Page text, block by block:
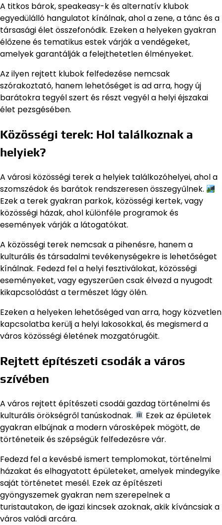
A titkos bárok, speakeasy-k és alternatív klubok
egyedülálló hangulatot kínálnak, ahol a zene, a tánc és a
társasági élet összefonódik. Ezeken a helyeken gyakran
élőzene és tematikus estek várják a vendégeket,
amelyek garantálják a felejthetetlen élményeket.
Az ilyen rejtett klubok felfedezése nemcsak
szórakoztató, hanem lehetőséget is ad arra, hogy új
barátokra tegyél szert és részt vegyél a helyi éjszakai
élet pezsgésében.
Közösségi terek: Hol találkoznak a
helyiek?
A városi közösségi terek a helyiek találkozóhelyei, ahol a
szomszédok és barátok rendszeresen összegyűlnek.
Ezek a terek gyakran parkok, közösségi kertek, vagy
közösségi házak, ahol különféle programok és
események várják a látogatókat.
A közösségi terek nemcsak a pihenésre, hanem a
kulturális és társadalmi tevékenységekre is lehetőséget
kínálnak. Fedezd fel a helyi fesztiválokat, közösségi
eseményeket, vagy egyszerűen csak élvezd a nyugodt
kikapcsolódást a természet lágy ölén.
Ezeken a helyeken lehetőséged van arra, hogy közvetlen
kapcsolatba kerülj a helyi lakosokkal, és megismerd a
város közösségi életének mozgatórugóit.
Rejtett építészeti csodák a város
szívében
A város rejtett építészeti csodái gazdag történelmi és
kulturális örökségről tanúskodnak.
Ezek az épületek
gyakran elbújnak a modern városképek mögött, de
történeteik és szépségük felfedezésre vár.
Fedezd fel a kevésbé ismert templomokat, történelmi
házakat és elhagyatott épületeket, amelyek mindegyike
saját történetet mesél. Ezek az építészeti
gyöngyszemek gyakran nem szerepelnek a
turistautakon, de igazi kincsek azoknak, akik kíváncsiak a
város valódi arcára.